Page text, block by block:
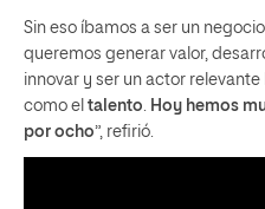
Sin eso íbamos a ser un
queremos generar valor,
innovar y ser un actor
como el talento
Hoy hemos
por ocho”, refirió.